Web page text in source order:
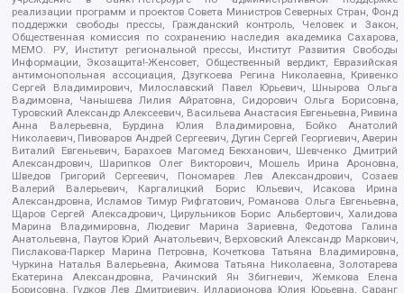
реализации программ и проектов Совета Министров Северных Стран, Фонд
поддержки свободы прессы, Гражданский контроль, Человек и Закон,
Общественная комиссия по сохранению наследия академика Сахарова,
МЕМО. РУ, Институт региональной прессы, Институт Развития Свободы
Информации, Экозащита!-Женсовет, Общественный вердикт, Евразийская
антимонопольная ассоциация, Дзугкоева Регина Николаевна, Кривенко
Сергей Владимирович, Милославский Павел Юрьевич, Шнырова Ольга
Вадимовна, Чанышева Лилия Айратовна, Сидорович Ольга Борисовна,
Туровский Александр Алексеевич, Васильева Анастасия Евгеньевна, Ривина
Анна Валерьевна, Бурдина Юлия Владимировна, Бойко Анатолий
Николаевич, Пивоваров Андрей Сергеевич, Дугин Сергей Георгиевич, Аверин
Виталий Евгеньевич, Барахоев Магомед Бекханович, Шевченко Дмитрий
Александрович, Шарипков Олег Викторович, Мошель Ирина Ароновна,
Шведов Григорий Сергеевич, Пономарев Лев Александрович, Созаев
Валерий Валерьевич, Каргалицкий Борис Юльевич, Исакова Ирина
Александровна, Исламов Тимур Рифгатович, Романова Ольга Евгеньевна,
Щаров Сергей Алексадрович, Цирульников Борис Альбертович, Халидова
Марина Владимировна, Людевиг Марина Зариевна, Федотова Галина
Анатольевна, Паутов Юрий Анатольевич, Верховский Александр Маркович,
Пислакова-Паркер Марина Петровна, Кочеткова Татьяна Владимировна,
Чуркина Наталья Валерьевна, Акимова Татьяна Николаевна, Золотарева
Екатерина Александровна, Рачинский Ян Збигневич, Жемкова Елена
Борисовна, Гудков Лев Дмитриевич, Илларионова Юлия Юрьевна, Саранг